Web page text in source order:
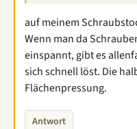
auf meinem
Wenn man da
einspannt, gibt es
sich schnell löst. Die
Flächenpressung.
Antwort